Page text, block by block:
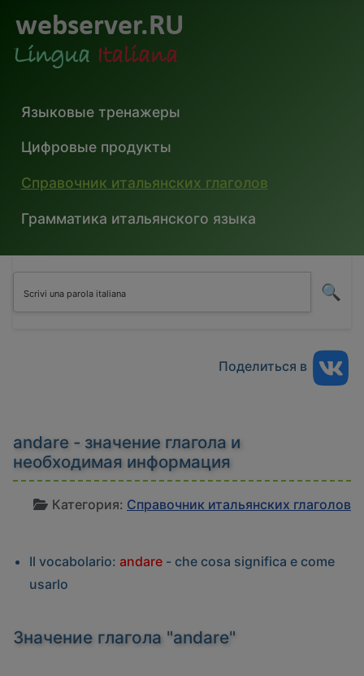
Языковые тренажеры
Цифровые продукты
Справочник итальянских глаголов
Грамматика итальянского языка
🔍
Поделиться в
andare - значение глагола и
необходимая информация
Категория: Справочник итальянских глаголов
Il vocabolario: andare - che cosa significa e come
usarlo
Значение глагола "andare"